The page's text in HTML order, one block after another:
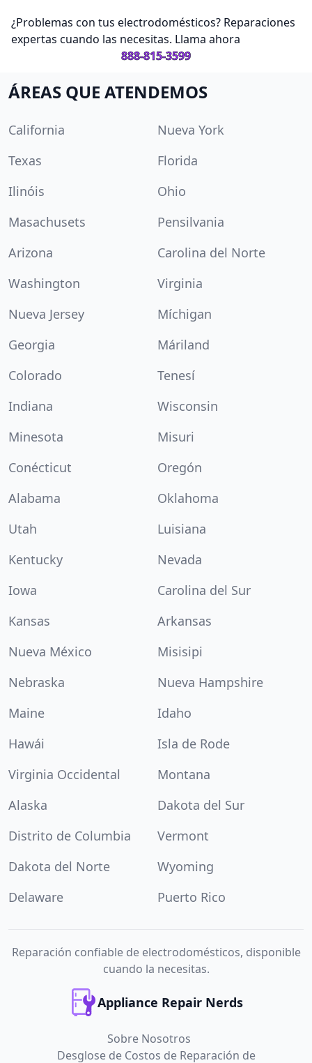
¿Problemas con tus electrodomésticos? Reparaciones
expertas cuando las necesitas. Llama ahora
888-815-3599
ÁREAS QUE ATENDEMOS
California
Nueva York
Texas
Florida
Ilinóis
Ohio
Masachusets
Pensilvania
Arizona
Carolina del Norte
Washington
Virginia
Nueva Jersey
Míchigan
Georgia
Máriland
Colorado
Tenesí
Indiana
Wisconsin
Minesota
Misuri
Conécticut
Oregón
Alabama
Oklahoma
Utah
Luisiana
Kentucky
Nevada
Iowa
Carolina del Sur
Kansas
Arkansas
Nueva México
Misisipi
Nebraska
Nueva Hampshire
Maine
Idaho
Hawái
Isla de Rode
Virginia Occidental
Montana
Alaska
Dakota del Sur
Distrito de Columbia
Vermont
Dakota del Norte
Wyoming
Delaware
Puerto Rico
Reparación confiable de electrodomésticos, disponible
cuando la necesitas.
Appliance Repair Nerds
Sobre Nosotros
Desglose de Costos de Reparación de